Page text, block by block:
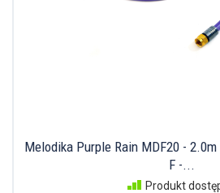
Melodika Purple Rain MDF20 -
F -...
Produkt